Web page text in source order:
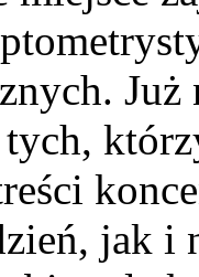
jak i